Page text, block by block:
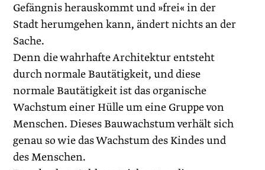
Gefängnis herauskommt und »frei« in der
Stadt herumgehen kann, ändert nichts an der
Sache.
Denn die wahrhafte Architektur entsteht
durch normale Bau­tätigkeit, und diese
normale Bautätigkeit ist das organische
Wachstum einer Hülle um eine Gruppe von
Menschen. Dieses Bauwachstum verhält sich
genau so wie das Wachstum des Kindes und
des Menschen.